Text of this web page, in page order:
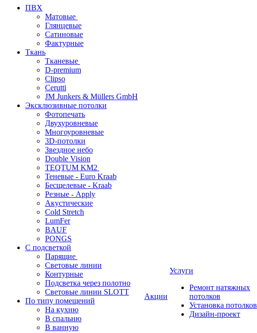
ПВХ
Матовые
Глянцевые
Сатиновые
Фактурные
Ткань
Тканевые
D-premium
Clipso
Cerutti
JM Junkers & Müllers GmbH
Эксклюзивные потолки
Фотопечать
Двухуровневые
Многоуровневые
3D-потолки
Звездное небо
Double Vision
TEQTUM KM2
Теневые - Euro Kraab
Бесщелевые - Kraab
Резные - Apply
Акустические
Cold Stretch
LumFer
BAUF
PONGS
С подсветкой
Парящие
Световые линии
Контурные
Подсветка через полотно
Световые линии SLOTT
По типу помещений
На кухню
В спальню
В ванную
Акции
Услуги
Ремонт натяжных
потолков
Установка потолков
Дизайн-проект